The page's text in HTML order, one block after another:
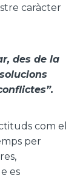
caràcter
des de la
com el
per
es